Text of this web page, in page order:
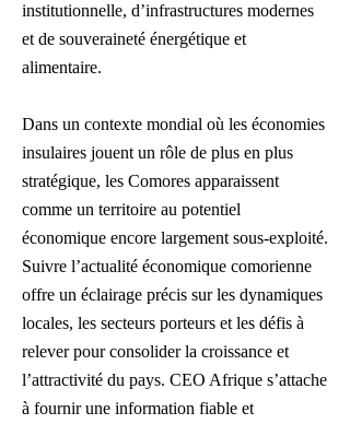
institutionnelle, d’infrastructures modernes
et de souveraineté énergétique et
alimentaire.
Dans un contexte mondial où les économies
insulaires jouent un rôle de plus en plus
stratégique, les Comores apparaissent
comme un territoire au potentiel
économique encore largement sous-exploité.
Suivre l’actualité économique comorienne
offre un éclairage précis sur les dynamiques
locales, les secteurs porteurs et les défis à
relever pour consolider la croissance et
l’attractivité du pays. CEO Afrique s’attache
à fournir une information fiable et